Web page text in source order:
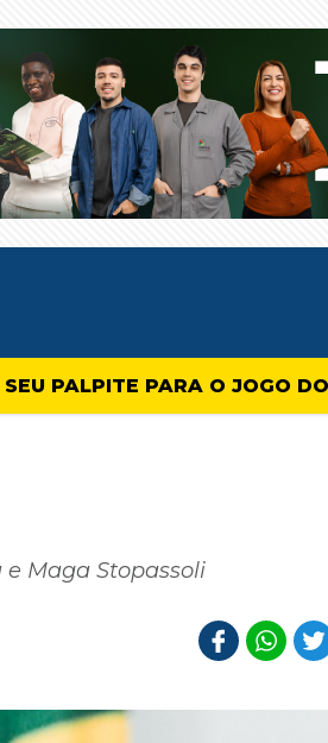
PALPITE PARA O JOGO
Maga Stopassoli